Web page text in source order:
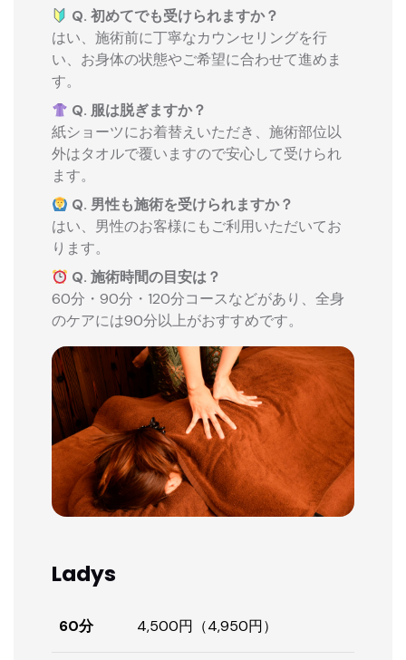
Q. 初めてでも受けられますか？
はい、施術前に丁寧なカウンセリングを行
い、お身体の状態やご希望に合わせて進めま
す。
Q. 服は脱ぎますか？
紙ショーツにお着替えいただき、施術部位以
外はタオルで覆いますので安心して受けられ
ます。
Q. 男性も施術を受けられますか？
はい、男性のお客様にもご利用いただいてお
ります。
Q. 施術時間の目安は？
60分・90分・120分コースなどがあり、全身
のケアには90分以上がおすすめです。
Ladys
60分 4,500円（4,950円）